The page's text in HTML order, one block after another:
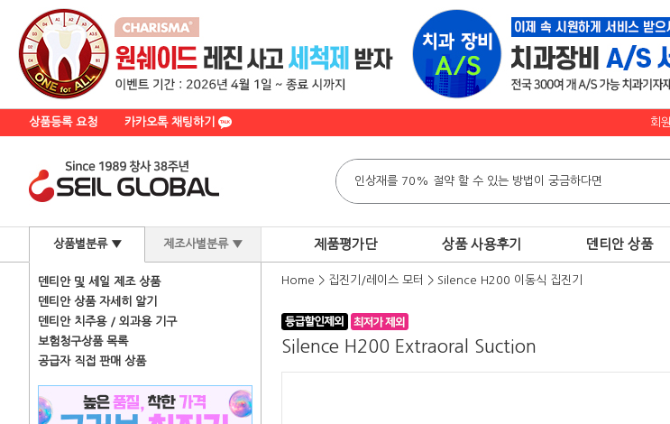
상품등록 요청 카카오톡 채팅하기 회
상품별분류 ▼ 제조사별분류 ▼
덴티안 및 세일 제조 상품
덴티안 상품 자세히 알기
덴티안 치주용 / 외과용 기구
보험청구상품 목록
공급자 직접 판매 상품
제품평가단 상품 사용후기 덴티안 상품
Home > 집진기/레이스 모터 > Silence H200 이동식 집진기
Silence H200 Extraoral Suction